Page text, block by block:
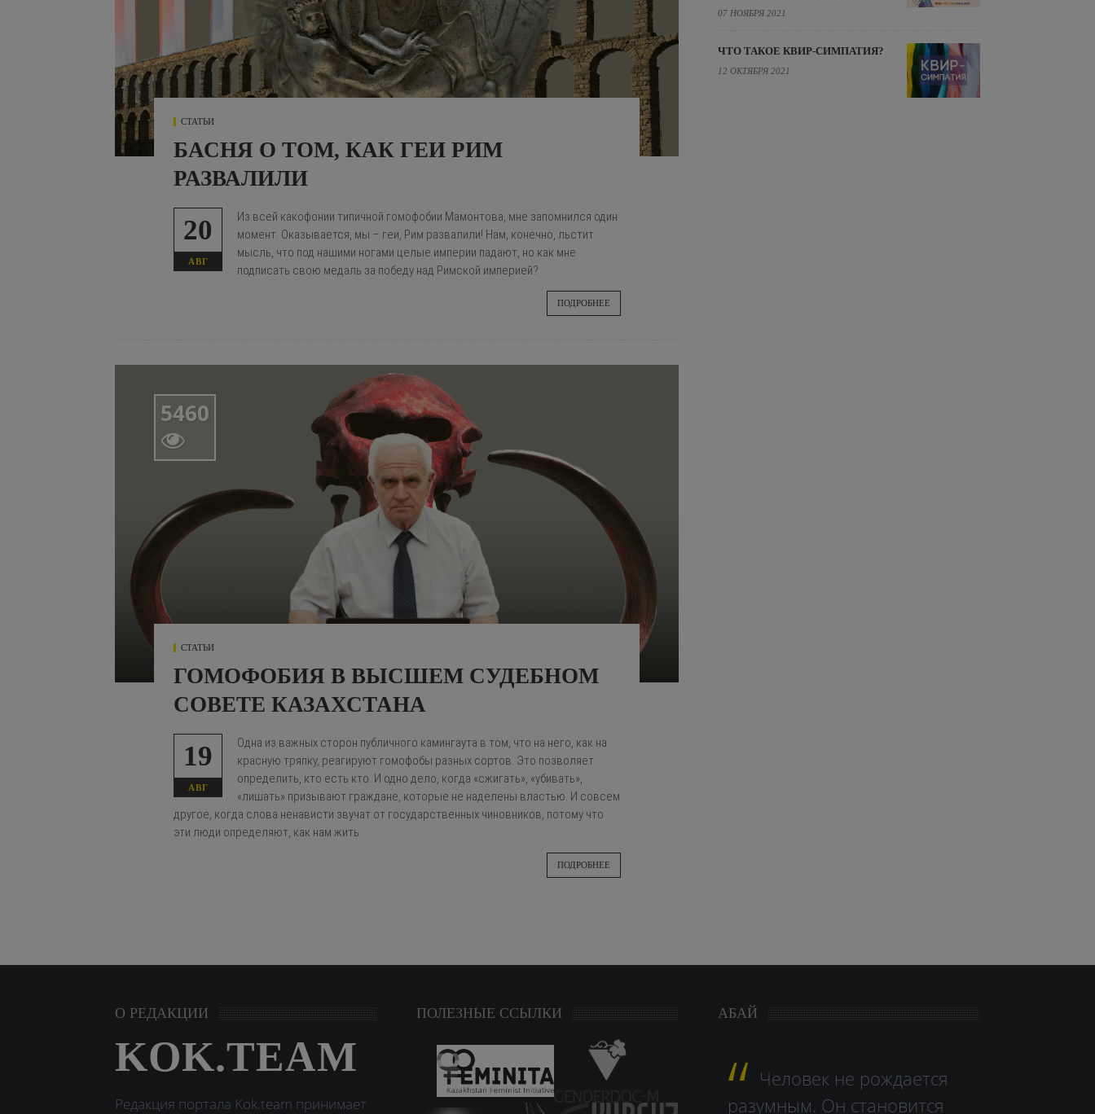
СТАТЬИ
БАСНЯ О ТОМ, КАК ГЕИ РИМ
РАЗВАЛИЛИ
20
АВГ
Из всей какофонии типичной гомофобии Мамонтова, мне запомнился один
момент. Оказывается, мы – геи, Рим развалили! Нам, конечно, льстит
мысль, что под нашими ногами целые империи падают, но как мне
подписать свою медаль за победу над Римской империей?
ПОДРОБНЕЕ
5460

СТАТЬИ
ГОМОФОБИЯ В ВЫСШЕМ СУДЕБНОМ
СОВЕТЕ КАЗАХСТАНА
19
АВГ
Одна из важных сторон публичного камингаута в том, что на него, как на
красную тряпку, реагируют гомофобы разных сортов. Это позволяет
определить, кто есть кто. И одно дело, когда «сжигать», «убивать»,
«лишать» призывают граждане, которые не наделены властью. И совсем
другое, когда слова ненависти звучат от государственных чиновников, потому что
эти люди определяют, как нам жить.
ПОДРОБНЕЕ
07 НОЯБРЯ 2021
ЧТО ТАКОЕ КВИР-СИМПАТИЯ?
12 ОКТЯБРЯ 2021
О РЕДАКЦИИ
KOK.TEAM
Редакция портала Kok.team принимает
ПОЛЕЗНЫЕ ССЫЛКИ АБАЙ
Человек не рождается
разумным. Он становится